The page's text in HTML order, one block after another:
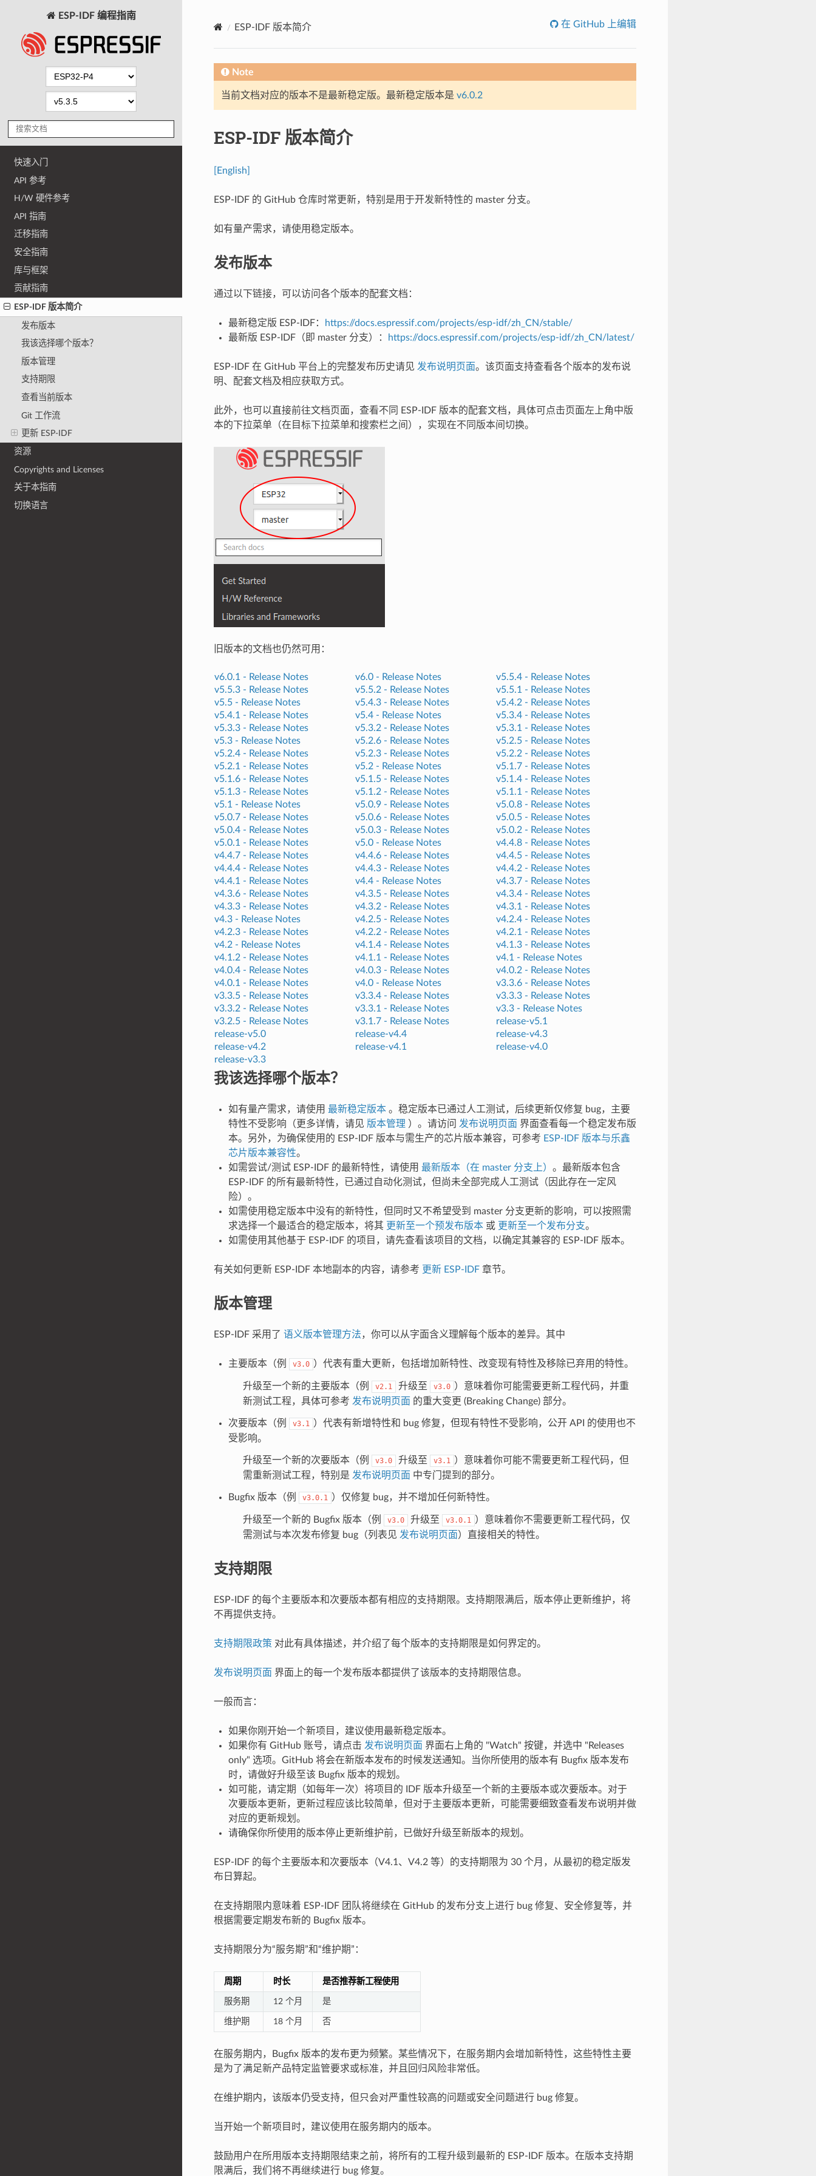
ESP-IDF 编程指南
快速入门
API 参考
H/W 硬件参考
API 指南
迁移指南
安全指南
库与框架
贡献指南
ESP-IDF 版本简介
发布版本
我该选择哪个版本？
版本管理
支持期限
查看当前版本
Git 工作流
更新 ESP-IDF
资源
Copyrights and Licenses
关于本指南
切换语言
ESP-IDF 版本简介 在 GitHub 上编辑
Note
当前文档对应的版本不是最新稳定版。最新稳定版本是 v6.0.2
ESP-IDF 版本简介
[English]
ESP-IDF 的 GitHub 仓库时常更新，特别是用于开发新特性的 master 分支。
如有量产需求，请使用稳定版本。
发布版本
通过以下链接，可以访问各个版本的配套文档：
最新稳定版 ESP-IDF：
https://docs.espressif.com/projects/esp-idf/zh_CN/stable/
最新版 ESP-IDF（即 master 分支）：
https://docs.espressif.com/projects/esp-idf/zh_CN/latest/
ESP-IDF 在 GitHub 平台上的完整发布历史请见 发布说明页面。该页面支持查看各个版本的发布说
明、配套文档及相应获取方式。
此外，也可以直接前往文档页面，查看不同 ESP-IDF 版本的配套文档，具体可点击页面左上角中版
本的下拉菜单（在目标下拉菜单和搜索栏之间），实现在不同版本间切换。
旧版本的文档也仍然可用：
v6.0.1 - Release Notes v6.0 - Release Notes v5.5.4 - Release Notes
v5.5.3 - Release Notes v5.5.2 - Release Notes v5.5.1 - Release Notes
v5.5 - Release Notes v5.4.3 - Release Notes v5.4.2 - Release Notes
v5.4.1 - Release Notes v5.4 - Release Notes v5.3.4 - Release Notes
v5.3.3 - Release Notes v5.3.2 - Release Notes v5.3.1 - Release Notes
v5.3 - Release Notes v5.2.6 - Release Notes v5.2.5 - Release Notes
v5.2.4 - Release Notes v5.2.3 - Release Notes v5.2.2 - Release Notes
v5.2.1 - Release Notes v5.2 - Release Notes v5.1.7 - Release Notes
v5.1.6 - Release Notes v5.1.5 - Release Notes v5.1.4 - Release Notes
v5.1.3 - Release Notes v5.1.2 - Release Notes v5.1.1 - Release Notes
v5.1 - Release Notes v5.0.9 - Release Notes v5.0.8 - Release Notes
v5.0.7 - Release Notes v5.0.6 - Release Notes v5.0.5 - Release Notes
v5.0.4 - Release Notes v5.0.3 - Release Notes v5.0.2 - Release Notes
v5.0.1 - Release Notes v5.0 - Release Notes v4.4.8 - Release Notes
v4.4.7 - Release Notes v4.4.6 - Release Notes v4.4.5 - Release Notes
v4.4.4 - Release Notes v4.4.3 - Release Notes v4.4.2 - Release Notes
v4.4.1 - Release Notes v4.4 - Release Notes v4.3.7 - Release Notes
v4.3.6 - Release Notes v4.3.5 - Release Notes v4.3.4 - Release Notes
v4.3.3 - Release Notes v4.3.2 - Release Notes v4.3.1 - Release Notes
v4.3 - Release Notes v4.2.5 - Release Notes v4.2.4 - Release Notes
v4.2.3 - Release Notes v4.2.2 - Release Notes v4.2.1 - Release Notes
v4.2 - Release Notes v4.1.4 - Release Notes v4.1.3 - Release Notes
v4.1.2 - Release Notes v4.1.1 - Release Notes v4.1 - Release Notes
v4.0.4 - Release Notes v4.0.3 - Release Notes v4.0.2 - Release Notes
v4.0.1 - Release Notes v4.0 - Release Notes v3.3.6 - Release Notes
v3.3.5 - Release Notes v3.3.4 - Release Notes v3.3.3 - Release Notes
v3.3.2 - Release Notes v3.3.1 - Release Notes v3.3 - Release Notes
v3.2.5 - Release Notes v3.1.7 - Release Notes
release-v5.1
release-v5.0
release-v4.4
release-v4.3
release-v4.2
release-v4.1
release-v4.0
release-v3.3
我该选择哪个版本？
如有量产需求，请使用 最新稳定版本。稳定版本已通过人工测试，后续更新仅修复 bug，主要
特性不受影响（更多详情，请见 版本管理 ）。请访问 发布说明页面 界面查看每一个稳定发布版
本。另外，为确保使用的 ESP-IDF 版本与需生产的芯片版本兼容，可参考 ESP-IDF 版本与乐鑫
芯片版本兼容性。
如需尝试/测试 ESP-IDF 的最新特性，请使用 最新版本（在 master 分支上） 。最新版本包含
ESP-IDF 的所有最新特性，已通过自动化测试，但尚未全部完成人工测试（因此存在一定风
险）。
如需使用稳定版本中没有的新特性，但同时又不希望受到 master 分支更新的影响，可以按照需
求选择一个最适合的稳定版本，将其 更新至一个预发布版本或 更新至一个发布分支。
如需使用其他基于 ESP-IDF 的项目，请先查看该项目的文档，以确定其兼容的 ESP-IDF 版本。
有关如何更新 ESP-IDF 本地副本的内容，请参考 更新 ESP-IDF章节。
版本管理
ESP-IDF 采用了 语义版本管理方法，你可以从字面含义理解每个版本的差异。其中
主要版本（例 v3.0 ）代表有重大更新，包括增加新特性、改变现有特性及移除已弃用的特性。
升级至一个新的主要版本（例 v2.1 升级至 v3.0 ）意味着你可能需要更新工程代码，并重
新测试工程，具体可参考 发布说明页面 的重大变更 (Breaking Change) 部分。
次要版本（例 v3.1 ）代表有新增特性和 bug 修复，但现有特性不受影响，公开 API 的使用也不
受影响。
升级至一个新的次要版本（例 v3.0 升级至 v3.1 ）意味着你可能不需要更新工程代码，但
需重新测试工程，特别是 发布说明页面 中专门提到的部分。
Bugfix 版本（例 v3.0.1 ）仅修复 bug，并不增加任何新特性。
升级至一个新的 Bugfix 版本（例 v3.0 升级至 v3.0.1 ）意味着你不需要更新工程代码，仅
需测试与本次发布修复 bug（列表见 发布说明页面）直接相关的特性。
支持期限
ESP-IDF 的每个主要版本和次要版本都有相应的支持期限。支持期限满后，版本停止更新维护，将
不再提供支持。
支持期限政策 对此有具体描述，并介绍了每个版本的支持期限是如何界定的。
发布说明页面 界面上的每一个发布版本都提供了该版本的支持期限信息。
一般而言：
如果你刚开始一个新项目，建议使用最新稳定版本。
如果你有 GitHub 账号，请点击 发布说明页面 界面右上角的 "Watch" 按键，并选中 "Releases
only" 选项。GitHub 将会在新版本发布的时候发送通知。当你所使用的版本有 Bugfix 版本发布
时，请做好升级至该 Bugfix 版本的规划。
如可能，请定期（如每年一次）将项目的 IDF 版本升级至一个新的主要版本或次要版本。对于
次要版本更新，更新过程应该比较简单，但对于主要版本更新，可能需要细致查看发布说明并做
对应的更新规划。
请确保你所使用的版本停止更新维护前，已做好升级至新版本的规划。
ESP-IDF 的每个主要版本和次要版本（V4.1、V4.2 等）的支持期限为 30 个月，从最初的稳定版发
布日算起。
在支持期限内意味着 ESP-IDF 团队将继续在 GitHub 的发布分支上进行 bug 修复、安全修复等，并
根据需要定期发布新的 Bugfix 版本。
支持期限分为“服务期”和“维护期”：
周期 时长 是否推荐新工程使用
服务期 12 个月 是
维护期 18 个月 否
在服务期内，Bugfix 版本的发布更为频繁。某些情况下，在服务期内会增加新特性，这些特性主要
是为了满足新产品特定监管要求或标准，并且回归风险非常低。
在维护期内，该版本仍受支持，但只会对严重性较高的问题或安全问题进行 bug 修复。
当开始一个新项目时，建议使用在服务期内的版本。
鼓励用户在所用版本支持期限结束之前，将所有的工程升级到最新的 ESP-IDF 版本。在版本支持期
限满后，我们将不再继续进行 bug 修复。